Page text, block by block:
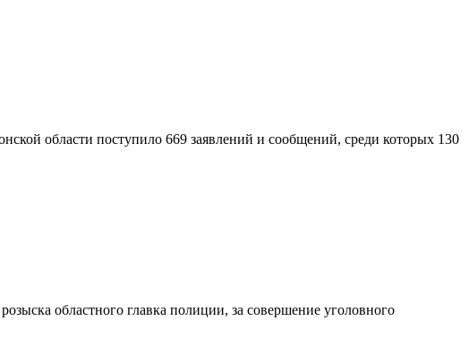
области поступило 669 заявлений и сообщений, среди которых 130
областного главка полиции, за совершение уголовного